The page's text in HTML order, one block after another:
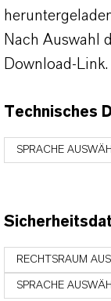
Nach Auswahl
Download-Link.
Technisches
SPRACHE
RECHTSRAUM
SPRACHE